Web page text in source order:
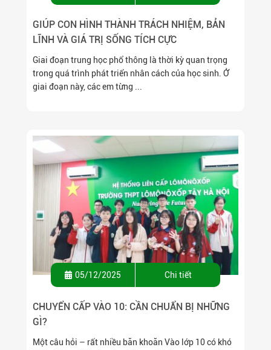
GIÚP CON HÌNH THÀNH TRÁCH NHIỆM, BẢN
LĨNH VÀ GIÁ TRỊ SỐNG TÍCH CỰC
Giai đoạn trung học phổ thông là thời kỳ quan trọng
trong quá trình phát triển nhân cách của học sinh. Ở
giai đoạn này, các em từng ...
05/12/2025 Chi tiết
CHUYỂN CẤP VÀO 10: CẦN CHUẨN BỊ NHỮNG
GÌ?
Một câu hỏi – rất nhiều băn khoăn Vào lớp 10 có khó